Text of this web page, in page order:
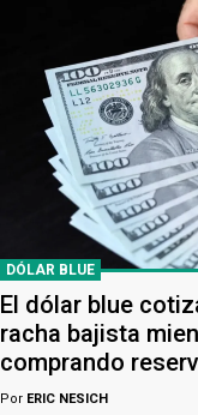
DÓLAR BLUE
El dólar blue
racha bajista
comprando
Por ERIC NESICH